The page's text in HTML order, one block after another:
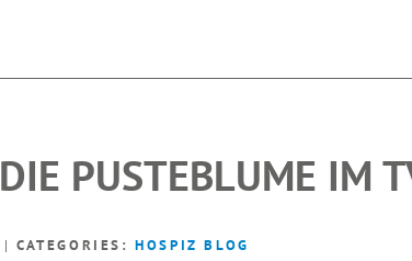
DIE PUSTEBLUME IM
CATEGORIES:HOSPIZ BLOG